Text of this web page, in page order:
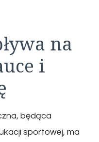
na
i
będąca
sportowej, ma